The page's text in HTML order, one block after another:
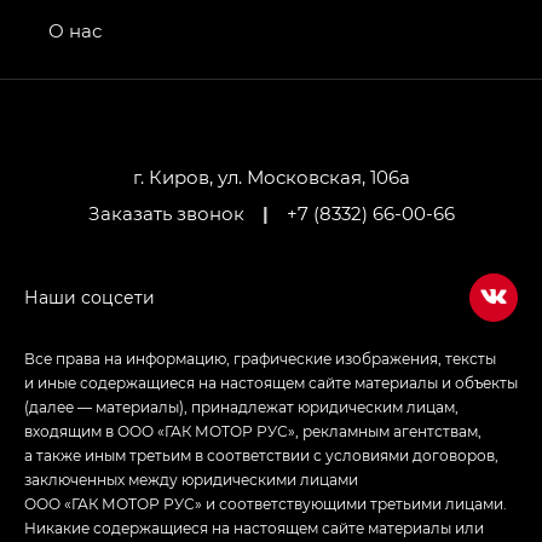
GS4 — Джи Эс 4 (GS4) в комплектациях Джи Би
привод — GB AWD, Джи Эль Полный привод —
Джи Ти — GT, Джи Икс — GX,
LOUNGE
Джи Эс — GS, Джи Эль с элементы экстерьера
г. Киров, ул. Московская, 106а
Заказать звонок
| +7 (8332) 66-00-66
О нас
Все права на информацию, графические изображения, тексты
и иные содержащиеся на настоящем сайте материалы и объекты
(далее — материалы), принадлежат юридическим лицам,
входящим в ООО «ГАК МОТОР РУС», рекламным агентствам,
а также иным третьим в соответствии с условиями договоров,
заключенных между юридическими лицами
ООО «ГАК МОТОР РУС» и соответствующими третьими лицами.
Никакие содержащиеся на настоящем сайте материалы или